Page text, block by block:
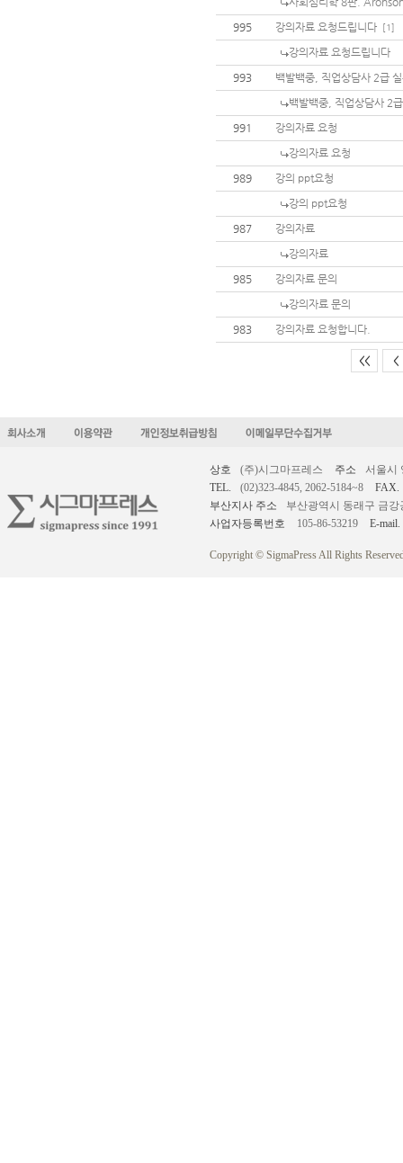
995
강의자료 요청드립니다 [1]
강의자료 요청드립니다
993
백발백중, 직업상담사 2급
백발백중, 직업상담사 2
991
강의자료 요청
강의자료 요청
989
강의 ppt요청
강의 ppt요청
987
강의자료
강의자료
985
강의자료 문의
강의자료 문의
983
강의자료 요청합니다.
<< <
상호 (주)시그마프레스 주소
서울시
TEL.
(02)323-4845, 2062-5184~8
FAX.
부산지사 주소
부산광역시 동래구 금강
사업자등록번호
105-86-53219 E-mail.
Copyright © SigmaPress All Rights